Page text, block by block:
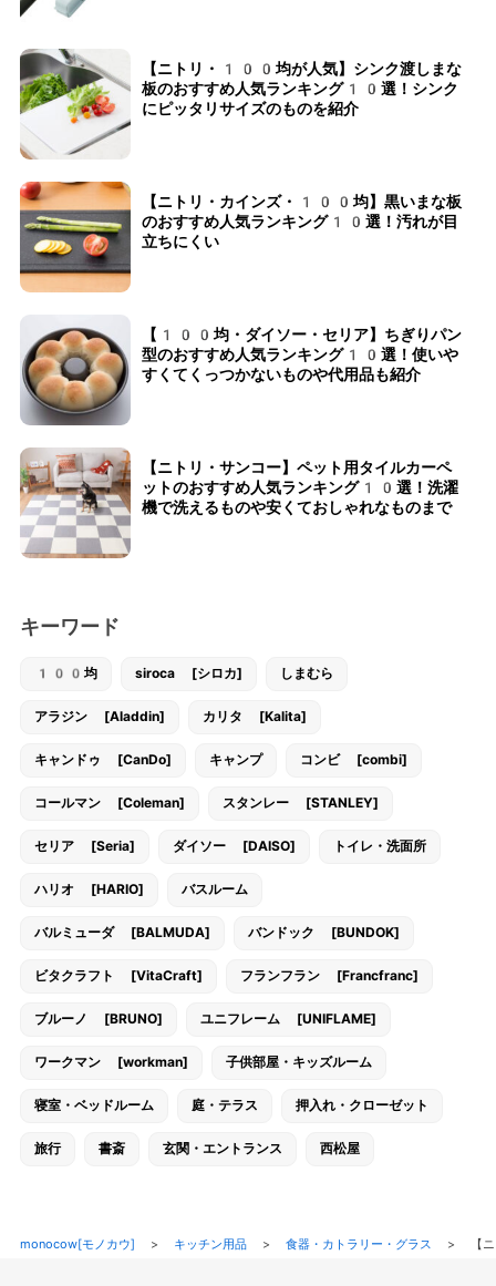
【ニトリ・100均が人気】シンク渡しまな
板のおすすめ人気ランキング10選！シンク
にピッタリサイズのものを紹介
【ニトリ・カインズ・100均】黒いまな板
のおすすめ人気ランキング10選！汚れが目
立ちにくい
【100均・ダイソー・セリア】ちぎりパン
型のおすすめ人気ランキング10選！使いや
すくてくっつかないものや代用品も紹介
【ニトリ・サンコー】ペット用タイルカーペ
ットのおすすめ人気ランキング10選！洗濯
機で洗えるものや安くておしゃれなものまで
キーワード
100均 siroca [シロカ] しまむら
アラジン [Aladdin] カリタ [Kalita]
キャンドゥ [CanDo] キャンプ コンビ [combi]
コールマン [Coleman] スタンレー [STANLEY]
セリア [Seria] ダイソー [DAISO] トイレ・洗面所
ハリオ [HARIO] バスルーム
バルミューダ [BALMUDA] バンドック [BUNDOK]
ビタクラフト [VitaCraft] フランフラン [Francfranc]
ブルーノ [BRUNO] ユニフレーム [UNIFLAME]
ワークマン [workman] 子供部屋・キッズルーム
寝室・ベッドルーム 庭・テラス 押入れ・クローゼット
旅行 書斎 玄関・エントランス 西松屋
monocow[モノカウ] > キッチン用品> 食器・カトラリー・グラス > 【